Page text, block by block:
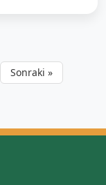
Sonraki »